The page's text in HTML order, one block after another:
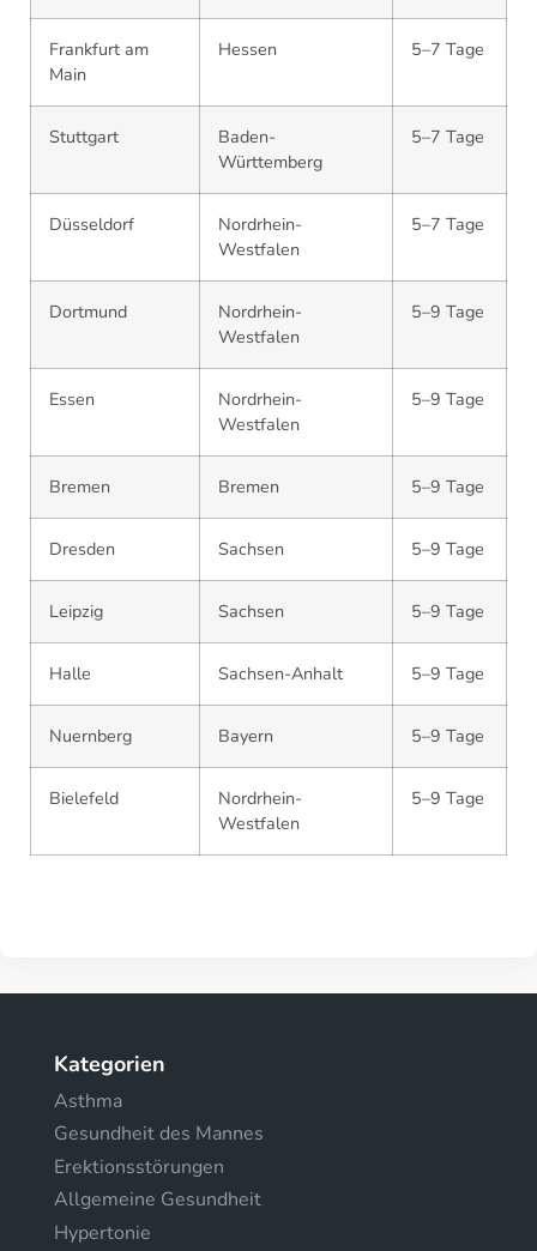
Frankfurt am
Main
Hessen 5–7 Tage
Stuttgart
Baden-
Württemberg
5–7 Tage
Düsseldorf
Nordrhein-
Westfalen
5–7 Tage
Dortmund
Nordrhein-
Westfalen
5–9 Tage
Essen
Nordrhein-
Westfalen
5–9 Tage
Bremen Bremen 5–9 Tage
Dresden Sachsen 5–9 Tage
Leipzig Sachsen 5–9 Tage
Halle Sachsen-Anhalt 5–9 Tage
Nuernberg Bayern 5–9 Tage
Bielefeld
Nordrhein-
Westfalen
5–9 Tage
Kategorien
Asthma
Gesundheit des Mannes
Erektionsstörungen
Allgemeine Gesundheit
Hypertonie